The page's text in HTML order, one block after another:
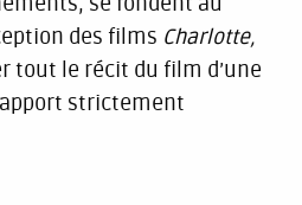
des films Charlotte,
tout le récit du film d’une
strictement